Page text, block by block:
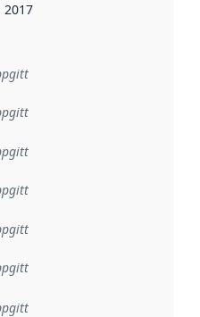
når dataene i dette